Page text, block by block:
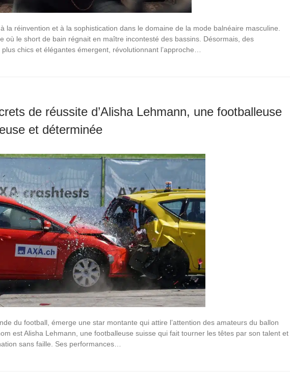
à la réinvention et à la sophistication dans le domaine de la mode balnéaire masculine.
où le short de bain régnait en maître incontesté des bassins. Désormais, des
chics et élégantes émergent, révolutionnant l’approche…
de réussite d’Alisha Lehmann, une footballeuse
et déterminée
du football, émerge une star montante qui attire l’attention des amateurs du ballon
est Alisha Lehmann, une footballeuse suisse qui fait tourner les têtes par son talent et
sans faille. Ses performances…